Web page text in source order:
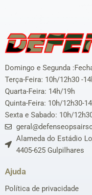
Domingo e Segunda
Terça-Feira: 10h/12h30 -
Quarta-Feira: 14h/19h
Quinta-Feira: 10h/12h30-
Sexta e Sabado: 10h/
Alameda do Estádio
4405-625 Gulpilhares
Ajuda
Política de privacidade